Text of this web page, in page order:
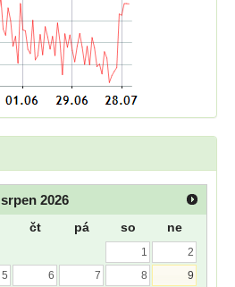
srpen 2026
čt pá so ne
1
2
5 6 7 8
9